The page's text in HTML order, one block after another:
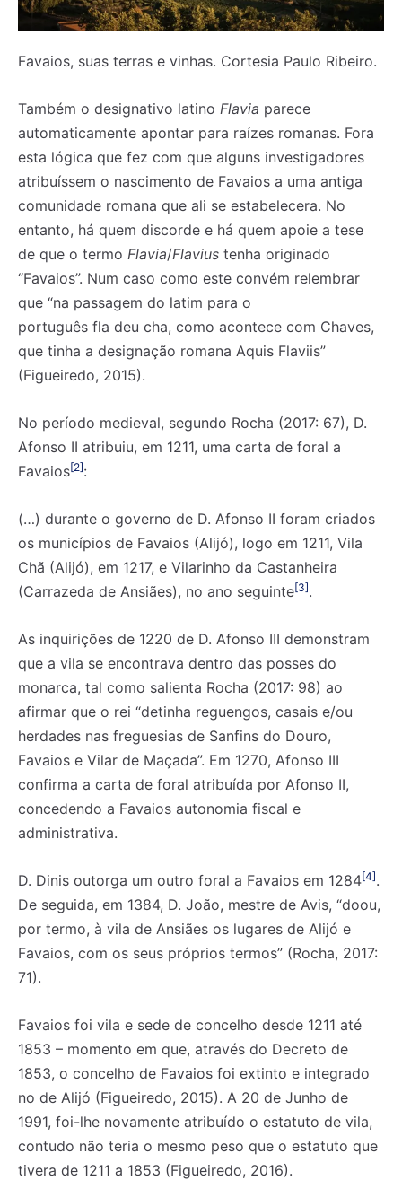
Favaios, suas terras e vinhas. Cortesia Paulo Ribeiro.
Também o designativo latino Flavia parece
automaticamente apontar para raízes romanas. Fora
esta lógica que fez com que alguns investigadores
atribuíssem o nascimento de Favaios a uma antiga
comunidade romana que ali se estabelecera. No
entanto, há quem discorde e há quem apoie a tese
de que o termo Flavia/Flavius tenha originado
“Favaios”. Num caso como este convém relembrar
que “na passagem do latim para o
português fla deu cha, como acontece com Chaves,
que tinha a designação romana Aquis Flaviis”
(Figueiredo, 2015).
No período medieval, segundo Rocha (2017: 67), D.
Afonso II atribuiu, em 1211, uma carta de foral a
Favaios[2]:
(…) durante o governo de D. Afonso II foram criados
os municípios de Favaios (Alijó), logo em 1211, Vila
Chã (Alijó), em 1217, e Vilarinho da Castanheira
(Carrazeda de Ansiães), no ano seguinte[3].
As inquirições de 1220 de D. Afonso III demonstram
que a vila se encontrava dentro das posses do
monarca, tal como salienta Rocha (2017: 98) ao
afirmar que o rei “detinha reguengos, casais e/ou
herdades nas freguesias de Sanfins do Douro,
Favaios e Vilar de Maçada”. Em 1270, Afonso III
confirma a carta de foral atribuída por Afonso II,
concedendo a Favaios autonomia fiscal e
administrativa.
D. Dinis outorga um outro foral a Favaios em 1284[4].
De seguida, em 1384, D. João, mestre de Avis, “doou,
por termo, à vila de Ansiães os lugares de Alijó e
Favaios, com os seus próprios termos” (Rocha, 2017:
71).
Favaios foi vila e sede de concelho desde 1211 até
1853 – momento em que, através do Decreto de
1853, o concelho de Favaios foi extinto e integrado
no de Alijó (Figueiredo, 2015). A 20 de Junho de
1991, foi-lhe novamente atribuído o estatuto de vila,
contudo não teria o mesmo peso que o estatuto que
tivera de 1211 a 1853 (Figueiredo, 2016).